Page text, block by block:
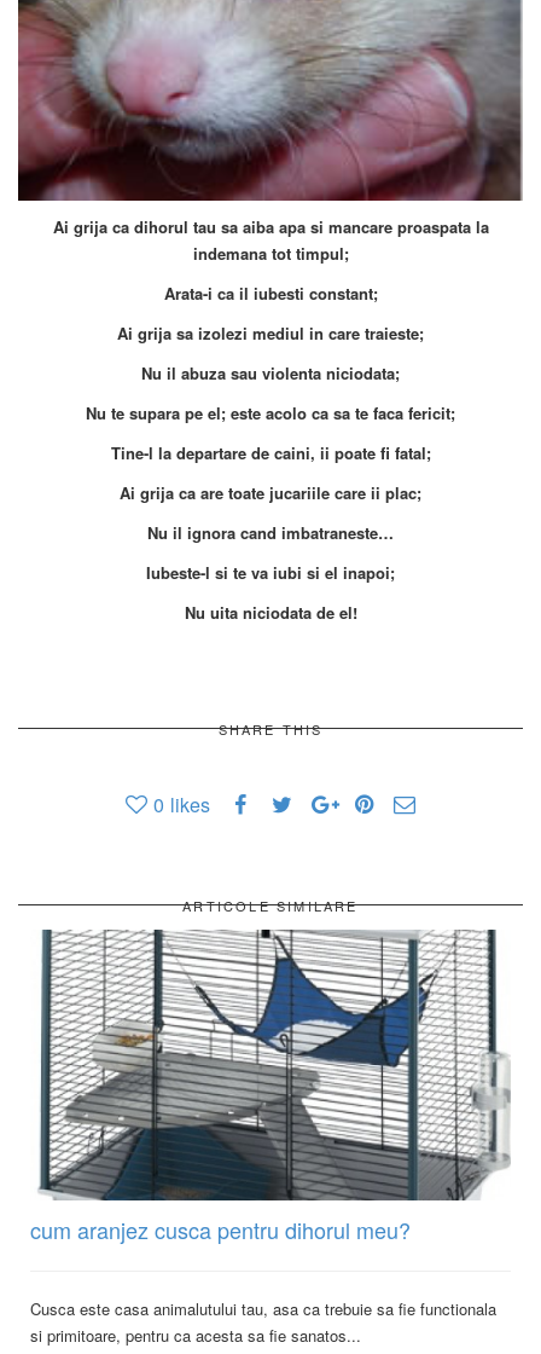
Ai grija ca dihorul tau sa aiba apa si mancare proaspata la
indemana tot timpul;
Arata-i ca il iubesti constant;
Ai grija sa izolezi mediul in care traieste;
Nu il abuza sau violenta niciodata;
Nu te supara pe el; este acolo ca sa te faca fericit;
Tine-l la departare de caini, ii poate fi fatal;
Ai grija ca are toate jucariile care ii plac;
Nu il ignora cand imbatraneste…
Iubeste-l si te va iubi si el inapoi;
Nu uita niciodata de el!
SHARE THIS
0 likes
ARTICOLE SIMILARE
cum aranjez cusca pentru dihorul meu?
Cusca este casa animalutului tau, asa ca trebuie sa fie functionala
si primitoare, pentru ca acesta sa fie sanatos...